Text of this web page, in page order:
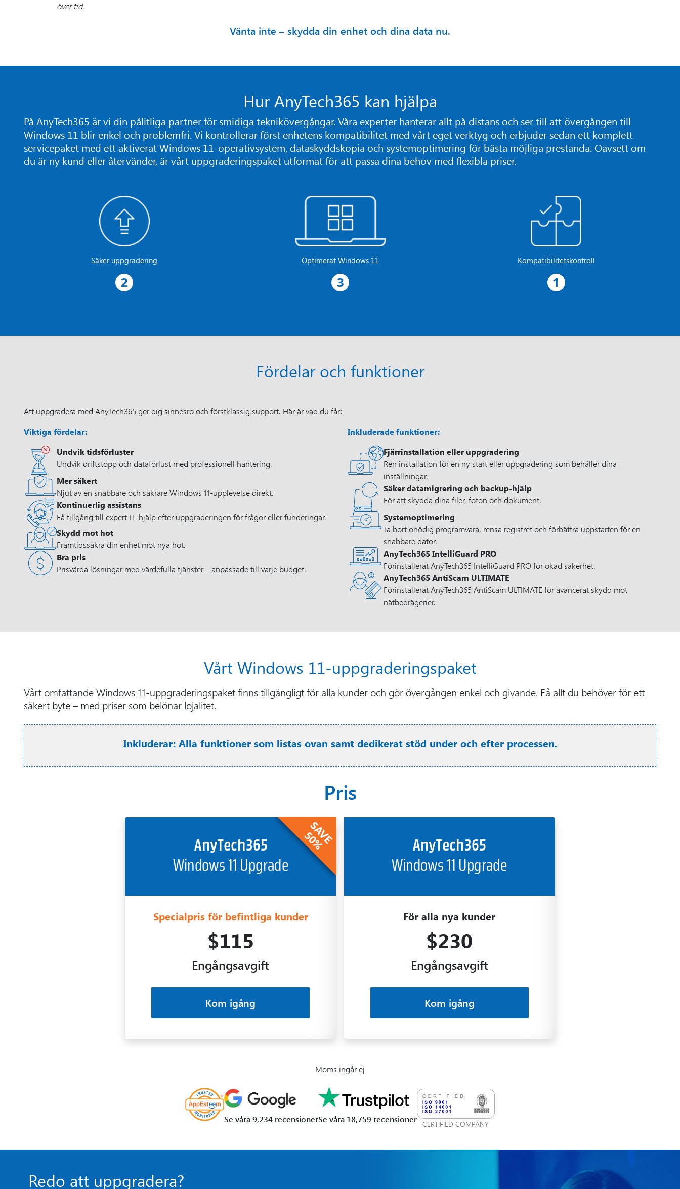
över tid.
Vänta inte – skydda din enhet och dina data nu.
Hur AnyTech365 kan hjälpa
På AnyTech365 är vi din pålitliga partner för smidiga teknikövergångar. Våra experter hanterar allt på distans och ser till att övergången till
Windows 11 blir enkel och problemfri. Vi kontrollerar först enhetens kompatibilitet med vårt eget verktyg och erbjuder sedan ett komplett
servicepaket med ett aktiverat Windows 11-operativsystem, dataskyddskopia och systemoptimering för bästa möjliga prestanda. Oavsett om
du är ny kund eller återvänder, är vårt uppgraderingspaket utformat för att passa dina behov med flexibla priser.
Säker uppgradering
2
Optimerat Windows 11
3
Kompatibilitetskontroll
1
Fördelar och funktioner
Att uppgradera med AnyTech365 ger dig sinnesro och förstklassig support. Här är vad du får:
Viktiga fördelar:
Undvik tidsförluster
Undvik driftstopp och dataförlust med professionell hantering.
Mer säkert
Njut av en snabbare och säkrare Windows 11-upplevelse direkt.
Kontinuerlig assistans
Få tillgång till expert-IT-hjälp efter uppgraderingen för frågor eller funderingar.
Skydd mot hot
Framtidssäkra din enhet mot nya hot.
Bra pris
Prisvärda lösningar med värdefulla tjänster – anpassade till varje budget.
Inkluderade funktioner:
Fjärrinstallation eller uppgradering
Ren installation för en ny start eller uppgradering som behåller dina
inställningar.
Säker datamigrering och backup-hjälp
För att skydda dina filer, foton och dokument.
Systemoptimering
Ta bort onödig programvara, rensa registret och förbättra uppstarten för en
snabbare dator.
AnyTech365 IntelliGuard PRO
Förinstallerat AnyTech365 IntelliGuard PRO för ökad säkerhet.
AnyTech365 AntiScam ULTIMATE
Förinstallerat AnyTech365 AntiScam ULTIMATE för avancerat skydd mot
nätbedrägerier.
Vårt Windows 11-uppgraderingspaket
Vårt omfattande Windows 11-uppgraderingspaket finns tillgängligt för alla kunder och gör övergången enkel och givande. Få allt du behöver för ett
säkert byte – med priser som belönar lojalitet.
Inkluderar: Alla funktioner som listas ovan samt dedikerat stöd under och efter processen.
Pris
Specialpris för befintliga kunder
$115
Engångsavgift
Kom igång
För alla nya kunder
$230
Engångsavgift
Kom igång
Moms ingår ej
Se våra 9,234 recensionerSe våra 18,759 recensioner CERTIFIED COMPANY
Redo att uppgradera?